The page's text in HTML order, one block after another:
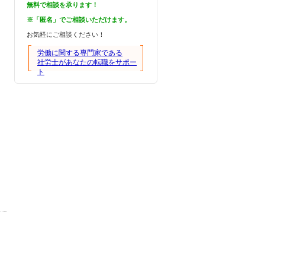
無料で相談を承ります！
※「匿名」でご相談いただけます。
お気軽にご相談ください！
労働に関する専門家である
社労士があなたの転職をサポー
ト